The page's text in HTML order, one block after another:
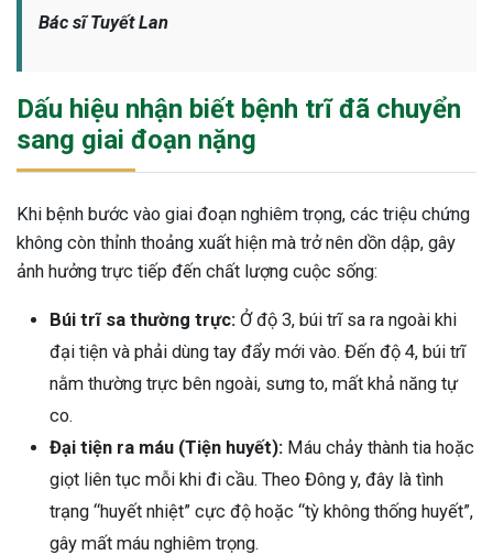
Bác sĩ Tuyết Lan
Dấu hiệu nhận biết bệnh trĩ đã chuyển
sang giai đoạn nặng
Khi bệnh bước vào giai đoạn nghiêm trọng, các triệu chứng
không còn thỉnh thoảng xuất hiện mà trở nên dồn dập, gây
ảnh hưởng trực tiếp đến chất lượng cuộc sống:
Búi trĩ sa thường trực: Ở độ 3, búi trĩ sa ra ngoài khi
đại tiện và phải dùng tay đẩy mới vào. Đến độ 4, búi trĩ
nằm thường trực bên ngoài, sưng to, mất khả năng tự
co.
Đại tiện ra máu (Tiện huyết): Máu chảy thành tia hoặc
giọt liên tục mỗi khi đi cầu. Theo Đông y, đây là tình
trạng “huyết nhiệt” cực độ hoặc “tỳ không thống huyết”,
gây mất máu nghiêm trọng.